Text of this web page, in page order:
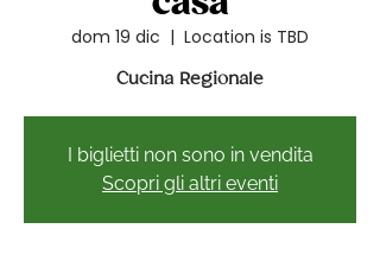
dom 19 dic
  |
Location is TBD
Cucina Regionale
I biglietti non sono in vendita
Scopri gli altri eventi